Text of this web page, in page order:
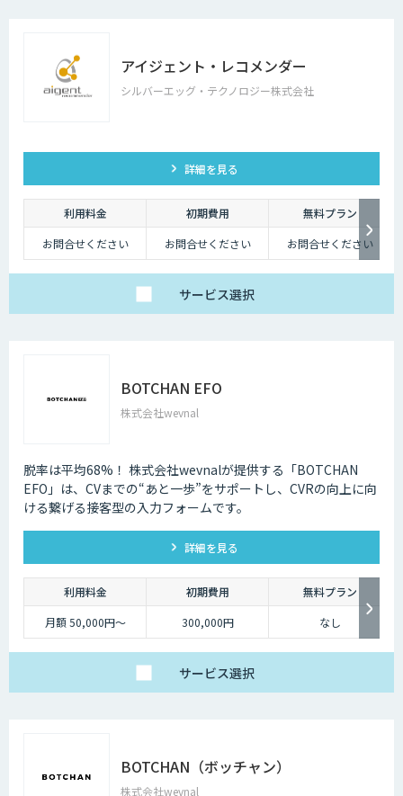
アイジェント・レコメンダー
シルバーエッグ・テクノロジー株式会社
詳細を見る
利用料金 初期費用
無料プラン
お問合せください
お問合せください お問合せください
サービス選択
BOTCHAN EFO
株式会社wevnal
脱率は平均68%！ 株式会社wevnalが提供する「BOTCHAN
EFO」は、CVまでの“あと一歩”をサポートし、CVRの向上に向
ける繋げる接客型の入力フォームです。
詳細を見る
利用料金 初期費用
無料プラン
月額 50,000円～
300,000円 なし
サービス選択
BOTCHAN（ボッチャン）
株式会社wevnal